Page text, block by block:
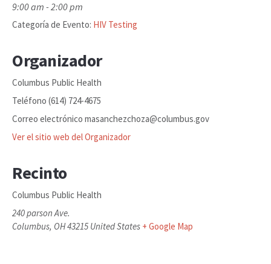
9:00 am - 2:00 pm
Categoría de Evento: HIV Testing
Organizador
Columbus Public Health
Teléfono (614) 724-4675
Correo electrónico masanchezchoza@columbus.gov
Ver el sitio web del Organizador
Recinto
Columbus Public Health
240 parson Ave.
Columbus, OH43215 United States + Google Map